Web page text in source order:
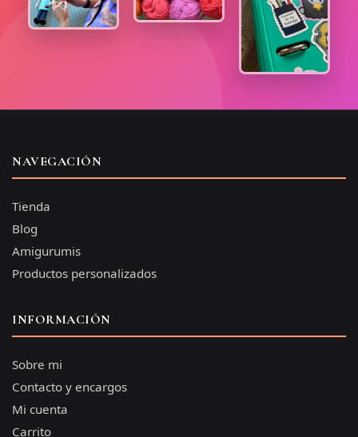
NAVEGACIÓN
Tienda
Blog
Amigurumis
Productos personalizados
INFORMACIÓN
Sobre mi
Contacto y encargos
Mi cuenta
Carrito